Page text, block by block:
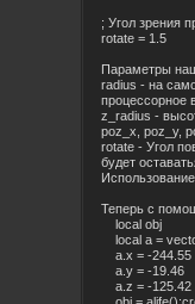
; Угол зрения
rotate = 1.5
Параметры
radius - на
процессорное
z_radius -
poz_x, poz_y,
rotate - Угол
будет
Использование
Теперь с
local obj
local a =
a.x = -244.55
a.y = -19.46
a.z = -125.42